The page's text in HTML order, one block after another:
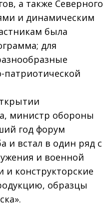
а также Северного
и динамическим
была
для
патриотической
министр обороны
год форум
и встал в один ряд с
и военной
конструкторские
образцы